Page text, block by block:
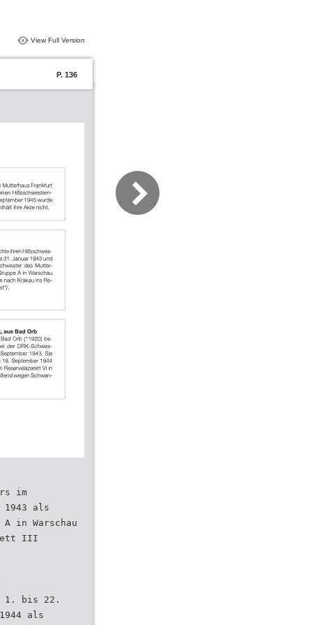
View Full Version
P. 136
im
1943 als
in Warschau
III
1. bis 22.
als